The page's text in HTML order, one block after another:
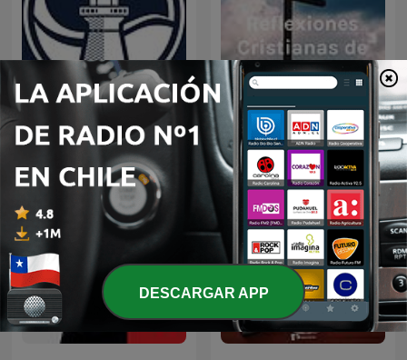
Predicaciones Cristianas Reflexiones Cristianas
DESCARGAR APP